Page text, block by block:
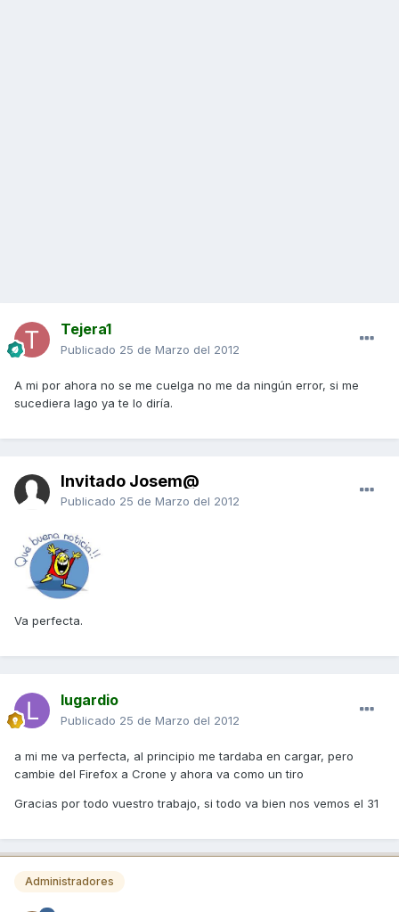
Tejera1
Publicado 25 de Marzo del 2012
A mi por ahora no se me cuelga no me da ningún error, si me
sucediera lago ya te lo diría.
Invitado Josem@
Publicado 25 de Marzo del 2012
Va perfecta.
lugardio
Publicado 25 de Marzo del 2012
a mi me va perfecta, al principio me tardaba en cargar, pero
cambie del Firefox a Crone y ahora va como un tiro
Gracias por todo vuestro trabajo, si todo va bien nos vemos el 31
Administradores